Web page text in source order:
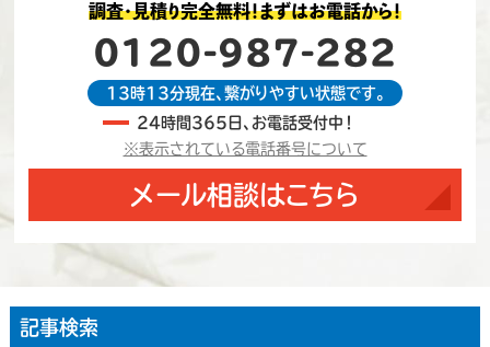
調査・見積り完全無料！まずはお電話から！
0120-987-282
13時13分現在、繋がりやすい状態です。
24時間365日、お電話受付中！
※表示されている電話番号について
メール相談はこちら
記事検索